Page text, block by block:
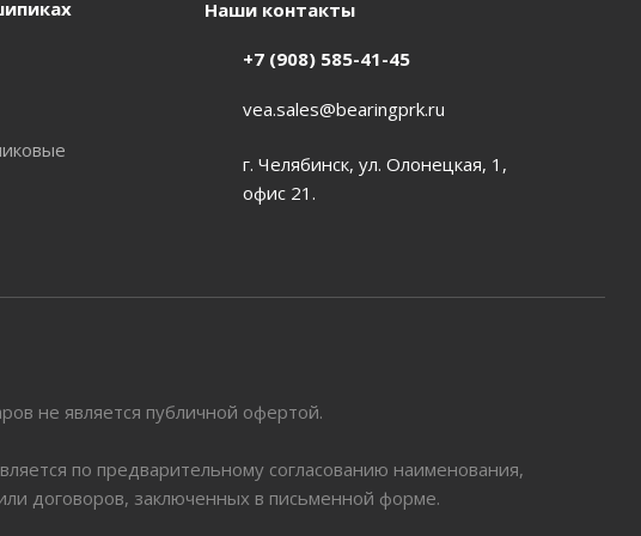
Наши контакты
+7 (908) 585-41-45
vea.sales@bearingprk.ru
г. Челябинск, ул. Олонецкая, 1,
офис 21.
не является публичной офертой.
по предварительному согласованию наименования,
договоров, заключенных в письменной форме.